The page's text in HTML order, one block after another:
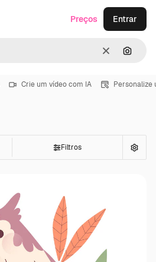
Limpar
Preços Entrar
Crie um vídeo com IA Personalize
Filtros